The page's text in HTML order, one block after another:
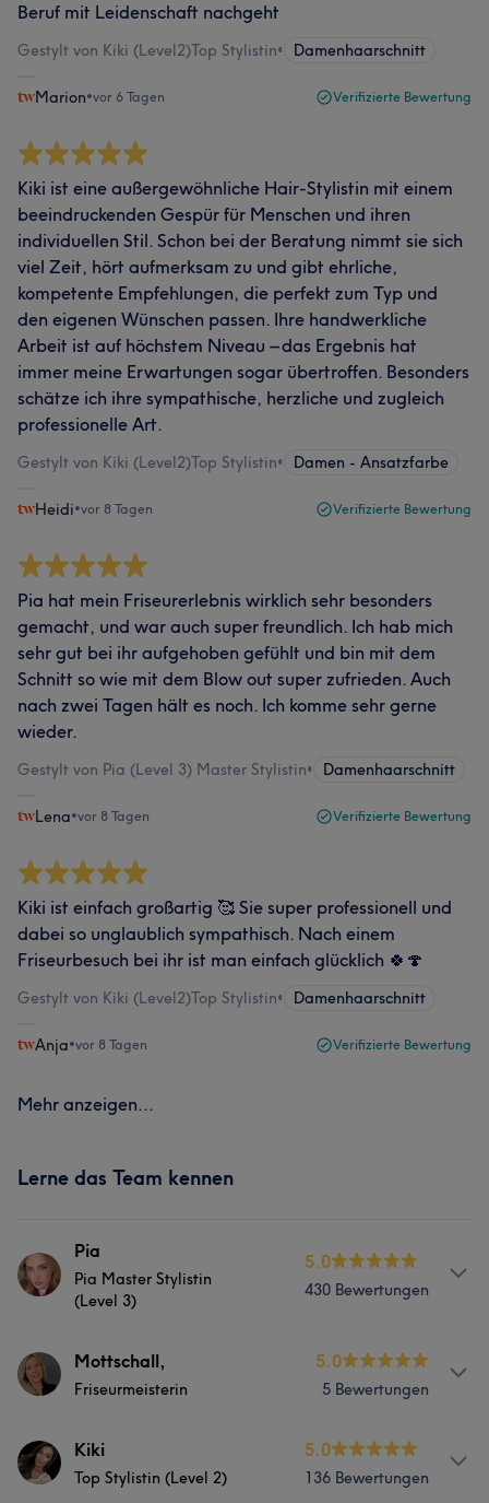
Beruf mit Leidenschaft nachgeht
Gestylt von Kiki (Level2)Top Stylistin• Damenhaarschnitt
Marion•vor 6 Tagen Verifizierte Bewertung
Kiki ist eine außergewöhnliche Hair-Stylistin mit einem
beeindruckenden Gespür für Menschen und ihren
individuellen Stil. Schon bei der Beratung nimmt sie sich
viel Zeit, hört aufmerksam zu und gibt ehrliche,
kompetente Empfehlungen, die perfekt zum Typ und
den eigenen Wünschen passen. Ihre handwerkliche
Arbeit ist auf höchstem Niveau – das Ergebnis hat
immer meine Erwartungen sogar übertroffen. Besonders
schätze ich ihre sympathische, herzliche und zugleich
professionelle Art.
Gestylt von Kiki (Level2)Top Stylistin• Damen - Ansatzfarbe
Heidi•vor 8 Tagen Verifizierte Bewertung
Pia hat mein Friseurerlebnis wirklich sehr besonders
gemacht, und war auch super freundlich. Ich hab mich
sehr gut bei ihr aufgehoben gefühlt und bin mit dem
Schnitt so wie mit dem Blow out super zufrieden. Auch
nach zwei Tagen hält es noch. Ich komme sehr gerne
wieder.
Gestylt von Pia (Level 3) Master Stylistin• Damenhaarschnitt
Lena•vor 8 Tagen Verifizierte Bewertung
Kiki ist einfach großartig 🥰 Sie super professionell und
dabei so unglaublich sympathisch. Nach einem
Friseurbesuch bei ihr ist man einfach glücklich 🍀🍄
Gestylt von Kiki (Level2)Top Stylistin• Damenhaarschnitt
Anja•vor 8 Tagen Verifizierte Bewertung
Mehr anzeigen...
Lerne das Team kennen
Pia
Pia Master Stylistin
(Level 3)
5.0
430 Bewertungen
Info
👍Als Top Stylistin (Level 2) kombiniere ich Kreativität,
trendbewusste Looks zu kreieren. Mit vielen Jahren
Erfahrung im Friseurhandwerk biete ich Ihnen
Mottschall,
Friseurmeisterin
5.0
5 Bewertungen
Info
Liebe Kunden, Herzlich Willkommen! :)😊 Kurze Vita: Ich
Kiki
Top Stylistin (Level 2)
5.0
136 Bewertungen